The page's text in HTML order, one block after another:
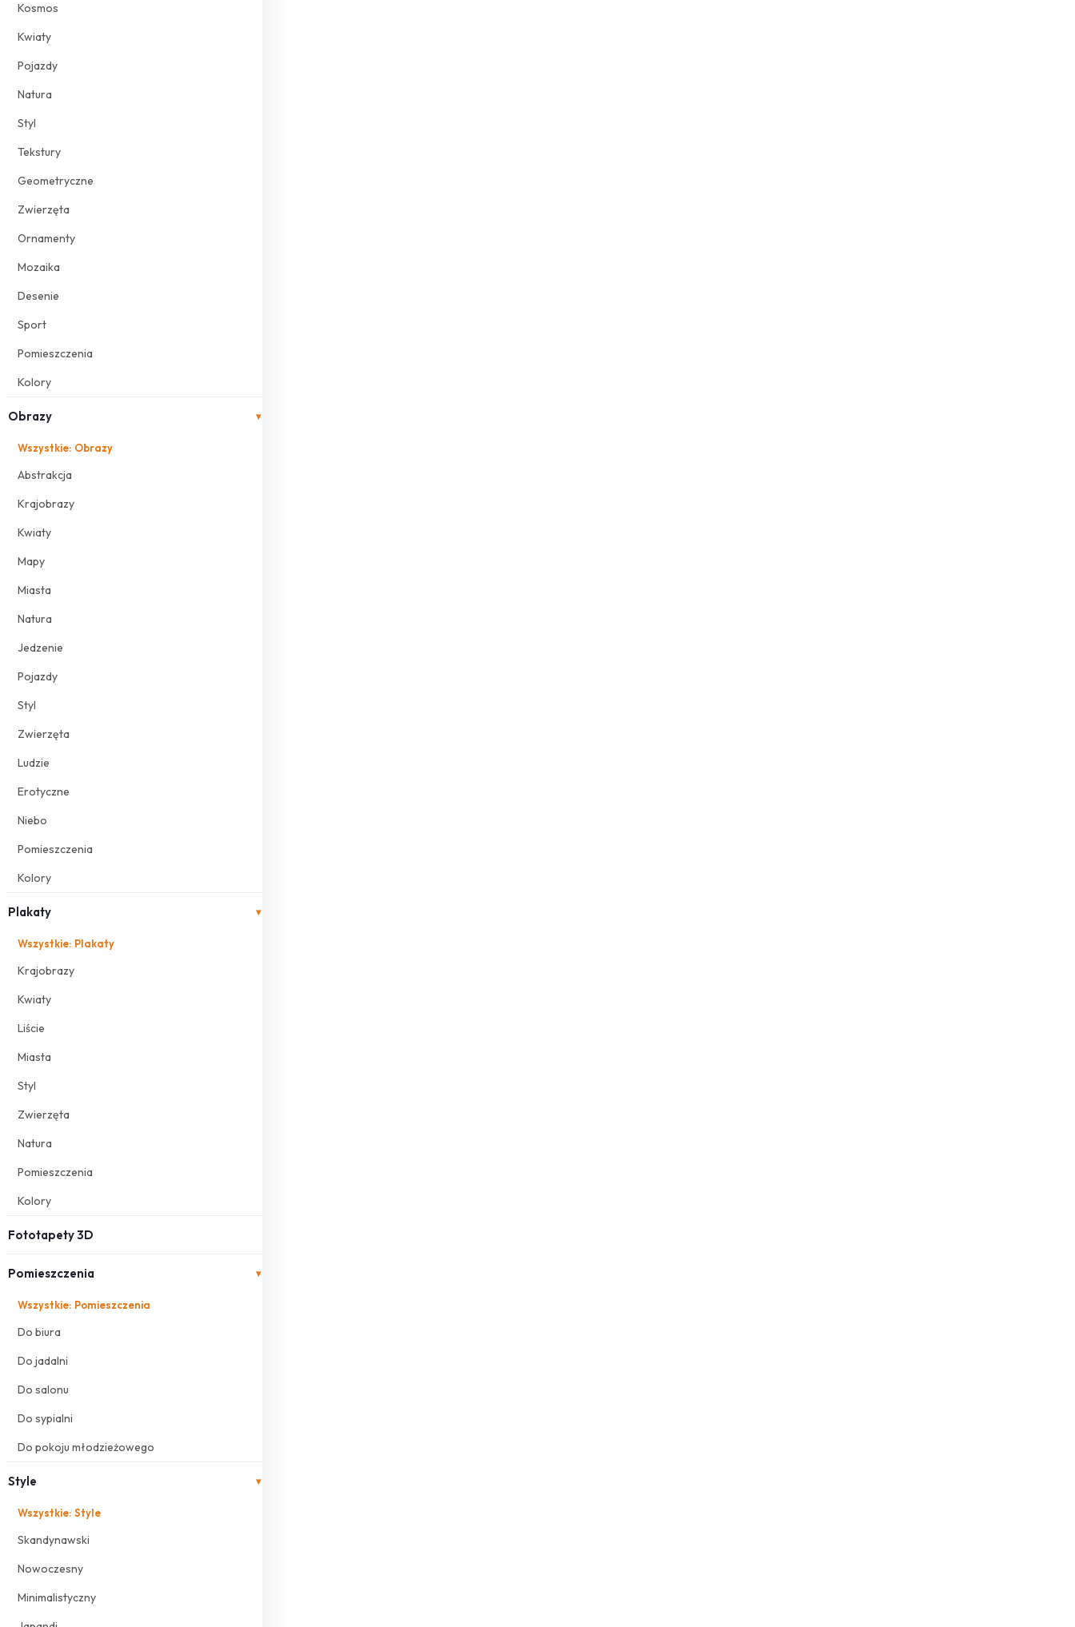
Kosmos
Kwiaty
Pojazdy
Natura
Styl
Tekstury
Geometryczne
Zwierzęta
Ornamenty
Mozaika
Desenie
Sport
Pomieszczenia
Kolory
Obrazy ▾
Wszystkie: Obrazy
Abstrakcja
Krajobrazy
Kwiaty
Mapy
Miasta
Natura
Jedzenie
Pojazdy
Styl
Zwierzęta
Ludzie
Erotyczne
Niebo
Pomieszczenia
Kolory
Plakaty ▾
Wszystkie: Plakaty
Krajobrazy
Kwiaty
Liście
Miasta
Styl
Zwierzęta
Natura
Pomieszczenia
Kolory
Fototapety 3D
Pomieszczenia ▾
Wszystkie: Pomieszczenia
Do biura
Do jadalni
Do salonu
Do sypialni
Do pokoju młodzieżowego
Style ▾
Wszystkie: Style
Skandynawski
Nowoczesny
Minimalistyczny